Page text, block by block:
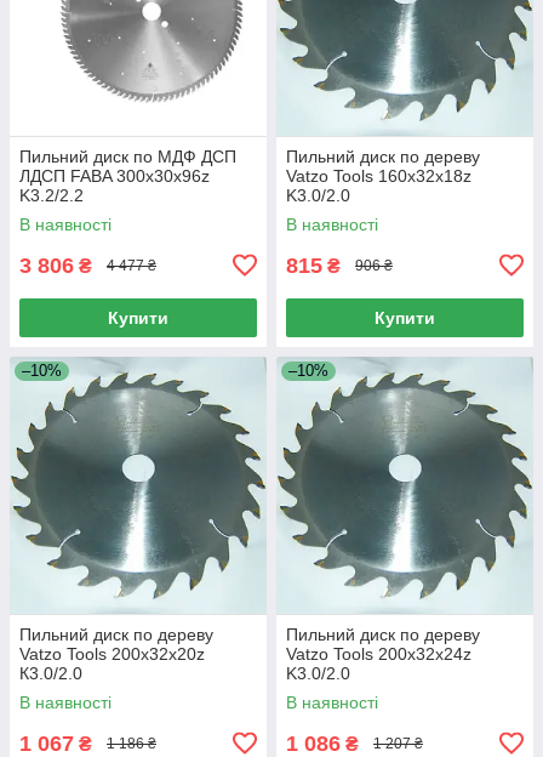
Пильний диск по МДФ ДСП
ЛДСП FABA 300x30x96z
K3.2/2.2
В наявності
3 806 ₴ 4 477 ₴
Купити
Пильний диск по дереву
Vatzo Tools 160x32x18z
K3.0/2.0
В наявності
815 ₴ 906 ₴
Купити
–10%
Пильний диск по дереву
Vatzo Tools 200x32x20z
К3.0/2.0
В наявності
1 067 ₴ 1 186 ₴
–10%
Пильний диск по дереву
Vatzo Tools 200x32x24z
K3.0/2.0
В наявності
1 086 ₴ 1 207 ₴